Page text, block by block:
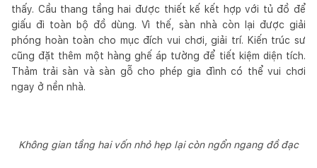
thấy. Cầu thang tầng hai được thiết kế kết hợp với tủ đồ để
giấu đi toàn bộ đồ dùng. Vì thế, sàn nhà còn lại được giải
phóng hoàn toàn cho mục đích vui chơi, giải trí. Kiến trúc sư
cũng đặt thêm một hàng ghế áp tường để tiết kiệm diện tích.
Thảm trải sàn và sàn gỗ cho phép gia đình có thể vui chơi
ngay ở nền nhà.
Không gian tầng hai vốn nhỏ hẹp lại còn ngổn ngang đồ đạc